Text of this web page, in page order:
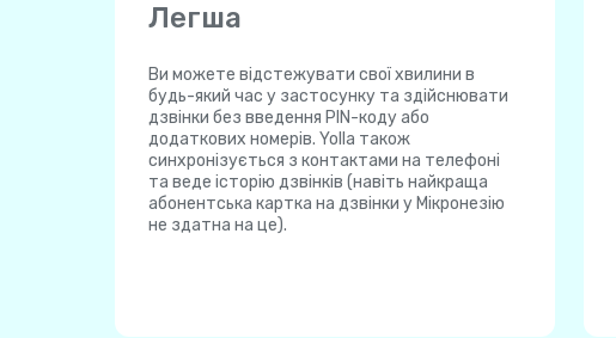
Легша
Ви можете відстежувати свої хвилини в
будь-який час у застосунку та здійснювати
дзвінки без введення PIN-коду або
додаткових номерів. Yolla також
синхронізується з контактами на телефоні
та веде історію дзвінків (навіть найкраща
абонентська картка на дзвінки у Мікронезію
не здатна на це).